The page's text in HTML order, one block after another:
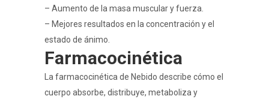
– Aumento de la masa muscular y fuerza.
– Mejores resultados en la concentración y el
estado de ánimo.
Farmacocinética
La farmacocinética de Nebido describe cómo el
cuerpo absorbe, distribuye, metaboliza y